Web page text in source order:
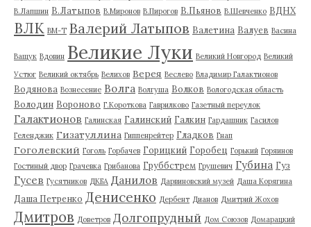
В.Лапшин В.Латыпов В.Миронов В.Пирогов В.Пьянов В.Шевченко ВДНХ
ВЛК ВМ-Т Валерий Латыпов Валетина Валуев Васина
Ващук Вдовин Великие Луки Великий Новгород Великий
Устюг Великий октябрь Велихов Верея Веслево Владимир Галактионов
Водянова Вознесение Волга Волгуша Волков Вологодская область
Володин Вороново Г.Короткова Гаврилково Газетный переулок
Галактионов Галинская Галинский Галкин Гардашник Гасилов
Геленджик Гизатуллина Гиппенрейтер Гладков Гнап
Гоголевский Гоголь Горбачев Горицкий Горобец Горький Горяинов
Гостиный двор Грачевка Грибанова Груббстрем Грушевич Губина Гуз
Гусев Гусятников ДКБА Данилов Дарвиновский музей Даша Корягина
Даша Петренко Денисенко Дербент Дианов Дмитрий Жохов
Дмитров Доветров Долгопрудный Дом Союзов Домарацкий